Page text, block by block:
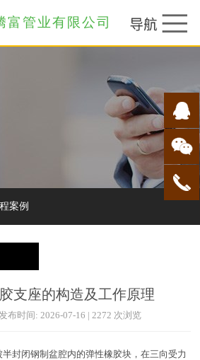
富管业有限公司
案例
支座的构造及工作原理
布时间: 2026-07-16 | 2272 次浏览
闭钢制盆腔内的弹性橡胶块，在三向受力